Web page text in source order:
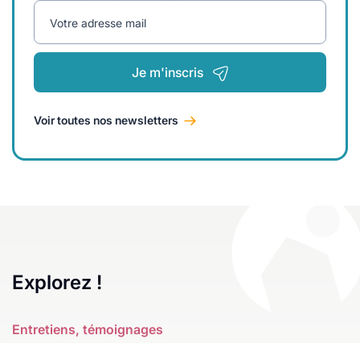
Votre adresse mail
Je m'inscris
Voir toutes nos newsletters
Explorez !
Entretiens, témoignages